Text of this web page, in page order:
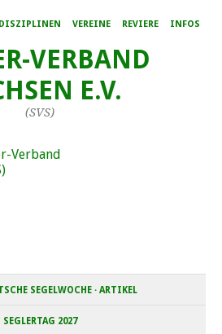
DISZIPLINEN VEREINE REVIERE INFOS
VERBAND
E.V.
(SVS)
SEGELWOCHE · ARTIKEL
SEGLERTAG 2027